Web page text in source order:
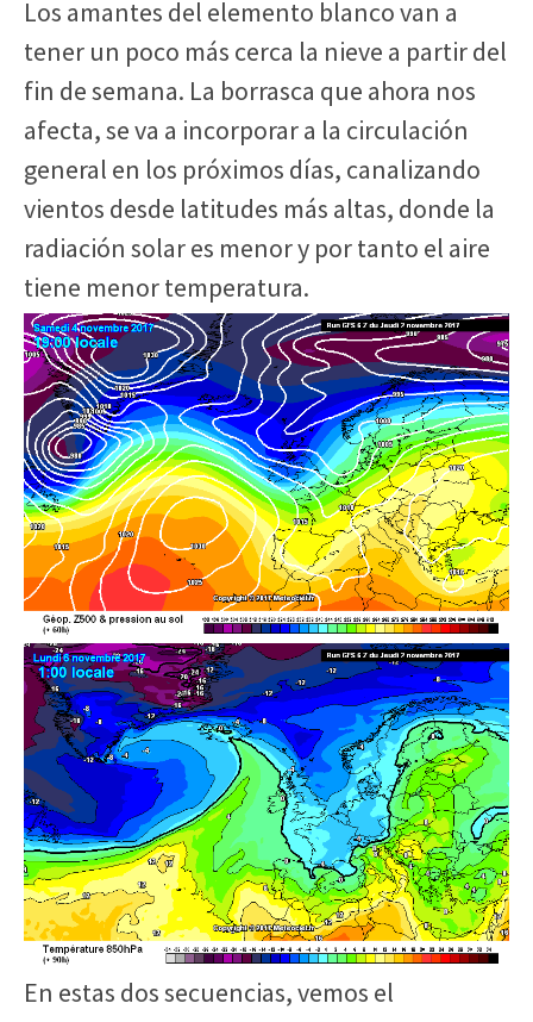
Los amantes del elemento blanco van a
tener un poco más cerca la nieve a partir del
fin de semana. La borrasca que ahora nos
afecta, se va a incorporar a la circulación
general en los próximos días, canalizando
vientos desde latitudes más altas, donde la
radiación solar es menor y por tanto el aire
tiene menor temperatura.
En estas dos secuencias, vemos el